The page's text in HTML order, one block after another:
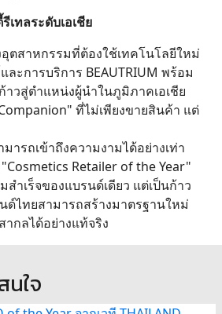
ทลระดับเอเชีย
ตสาหกรรมที่ต้องใช้เทคโนโลยีใหม่
ะการบริการ BEAUTRIUM พร้อม
าวสู่ตำแหน่งผู้นำในภูมิภาคเอเชีย
ที่ไม่เพียงขายสินค้า แต่
ารถเข้าถึงความงามได้อย่างเท่า
Retailer of the Year"
ำเร็จของแบรนด์เดียว แต่เป็นก้าว
ไทยสามารถสร้างมาตรฐานใหม่
กลได้อย่างแท้จริง
ใจ